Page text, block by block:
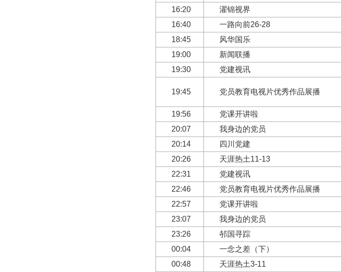
16:20
濯锦视界
16:40
一路向前26-28
18:45
风华国乐
19:00
新闻联播
19:30
党建视讯
19:45 党员教育电视片优秀作品展播
19:56
党课开讲啦
20:07
我身边的党员
20:14
四川党建
20:26
天涯热土11-13
22:31
党建视讯
22:46
党员教育电视片优秀作品展播
22:57
党课开讲啦
23:07
我身边的党员
23:26
邿国寻踪
00:04
一念之差（下）
00:48
天涯热土3-11